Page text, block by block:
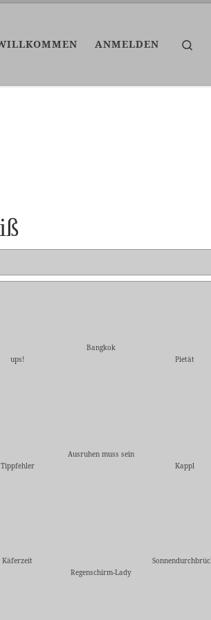
ANMELDEN
ups!
Bangkok
Pietät
Tippfehler
Ausruhen muss sein
Kappl
Käferzeit
Regenschirm-Lady